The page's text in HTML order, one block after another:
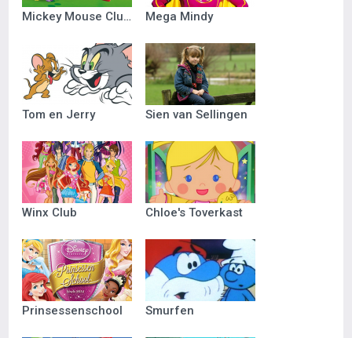
Mickey Mouse Clubhuis Mega Mindy
Tom en Jerry Sien van Sellingen
Winx Club Chloe's Toverkast
Prinsessenschool Smurfen